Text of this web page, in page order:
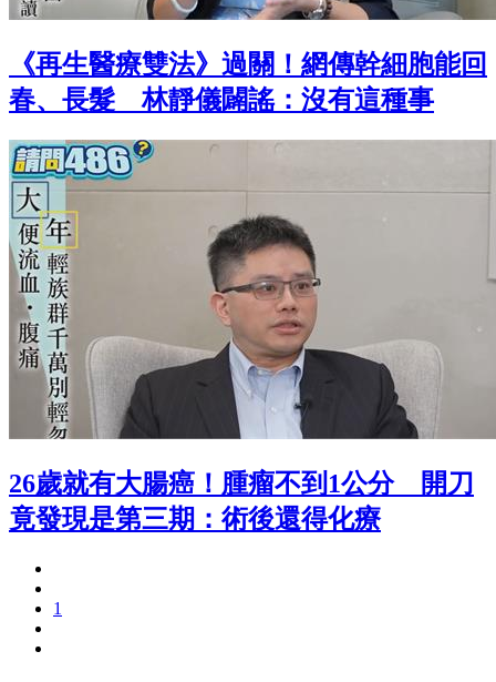
《再生醫療雙法》過關！網傳幹細胞能回
春、長髮 林靜儀闢謠：沒有這種事
26歲就有大腸癌！腫瘤不到1公分 開刀
竟發現是第三期：術後還得化療
1